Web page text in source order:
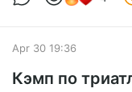
прежнему пока ещё
Apr 30 19:36
Кэмп по